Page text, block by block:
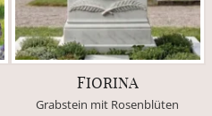
FIORINA
Grabstein mit Rosenblüten